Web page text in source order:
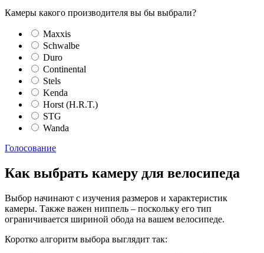
Камеры какого производителя вы бы выбрали?
Maxxis
Schwalbe
Duro
Continental
Stels
Kenda
Horst (H.R.T.)
STG
Wanda
Голосование
Как выбрать камеру для велосипеда
Выбор начинают с изучения размеров и характеристик
камеры. Также важен ниппель – поскольку его тип
ограничивается шириной обода на вашем велосипеде.
Коротко алгоритм выбора выглядит так: